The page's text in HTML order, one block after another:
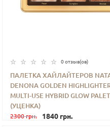
0 отзыв(ов)
ПАЛЕТКА ХАЙЛАЙТЕРОВ
DENONA GOLDEN
MULTI-USE HYBRID GLOW
(УЦЕНКА)
2300 грн. 1840 грн.
- +